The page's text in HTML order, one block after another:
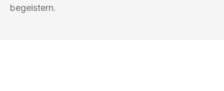
begeistern.